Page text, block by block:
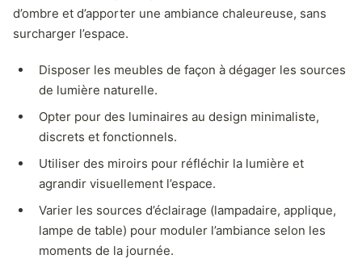
d’ombre et d’apporter une ambiance chaleureuse, sans
surcharger l’espace.
Disposer les meubles de façon à dégager les sources
de lumière naturelle.
Opter pour des luminaires au design minimaliste,
discrets et fonctionnels.
Utiliser des miroirs pour réfléchir la lumière et
agrandir visuellement l’espace.
Varier les sources d’éclairage (lampadaire, applique,
lampe de table) pour moduler l’ambiance selon les
moments de la journée.